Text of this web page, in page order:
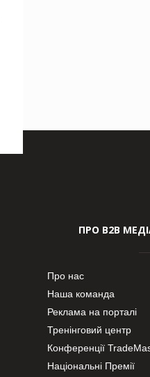
ПРО В2В
Про нас
Наша команда
Реклама на порталі
Тренінговий центр
Конференції
Національні Премії